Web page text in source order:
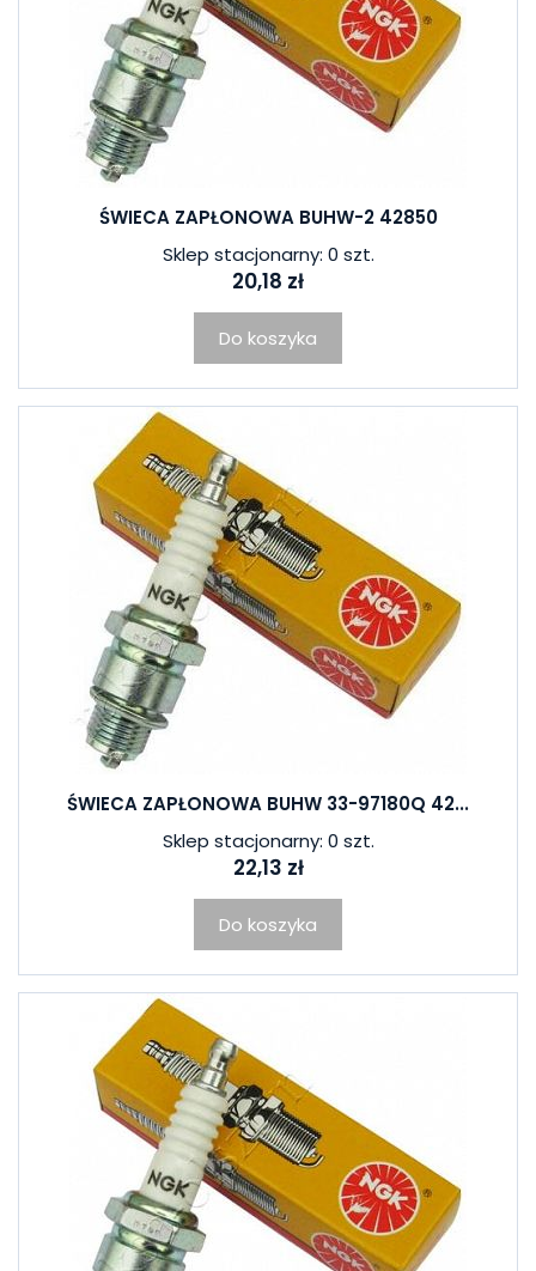
ŚWIECA ZAPŁONOWA BUHW-2 42850
Sklep stacjonarny: 0 szt.
20,18 zł
Do koszyka
ŚWIECA ZAPŁONOWA BUHW 33-97180Q 42...
Sklep stacjonarny: 0 szt.
22,13 zł
Do koszyka